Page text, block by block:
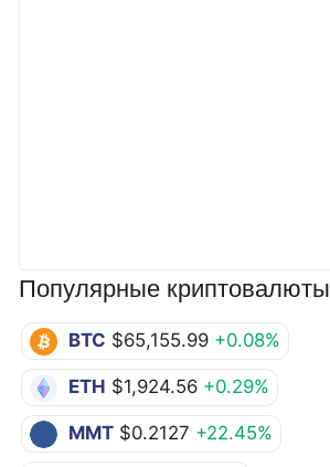
Популярные криптовалюты
BTC $65,155.99 +0.08%
ETH $1,924.56 +0.29%
MMT $0.2127 +22.45%